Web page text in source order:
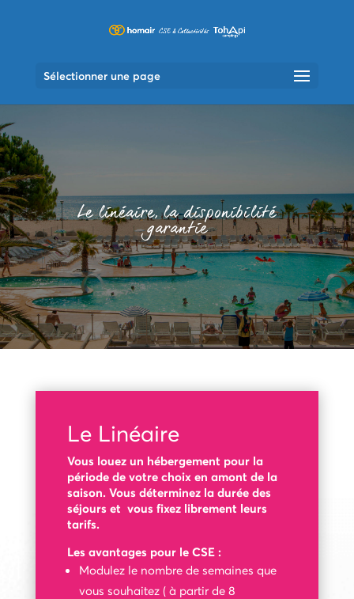
Sélectionner une page
Le linéaire, la disponibilité
garantie
Le Linéaire
Vous louez un hébergement pour la
période de votre choix en amont de la
saison. Vous déterminez la durée des
séjours et vous fixez librement leurs
tarifs.
Les avantages pour le CSE :
Modulez le nombre de semaines que
vous souhaitez ( à partir de 8